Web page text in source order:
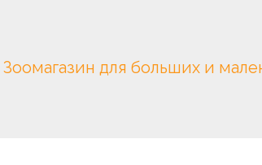
Зоомагазин для больших и